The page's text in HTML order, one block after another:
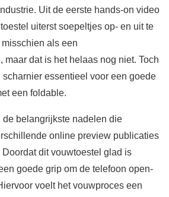
Uit de eerste hands-on video
uiterst soepeltjes op- en uit te
als een
maar dat is het helaas nog niet. Toch
essentieel voor een goede
een foldable.
de belangrijkste nadelen die
online preview publicaties
dit vouwtoestel glad is
goede grip om de telefoon open-
voelt het vouwproces een